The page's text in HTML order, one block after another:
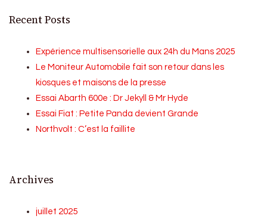
Recent Posts
Expérience multisensorielle aux 24h du Mans 2025
Le Moniteur Automobile fait son retour dans les
kiosques et maisons de la presse
Essai Abarth 600e : Dr Jekyll & Mr Hyde
Essai Fiat : Petite Panda devient Grande
Northvolt : C’est la faillite
Archives
juillet 2025